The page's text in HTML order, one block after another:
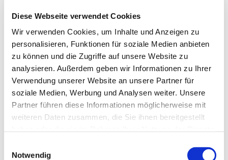
Diese Webseite verwendet Cookies
Wir verwenden Cookies, um Inhalte und Anzeigen zu
personalisieren, Funktionen für soziale Medien anbieten
zu können und die Zugriffe auf unsere Website zu
analysieren. Außerdem geben wir Informationen zu Ihrer
Verwendung unserer Website an unsere Partner für
soziale Medien, Werbung und Analysen weiter. Unsere
Partner führen diese Informationen möglicherweise mit
weiteren Daten zusammen, die Sie ihnen bereitgestellt
Notwendig